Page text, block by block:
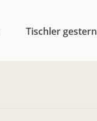
Tischler gestern